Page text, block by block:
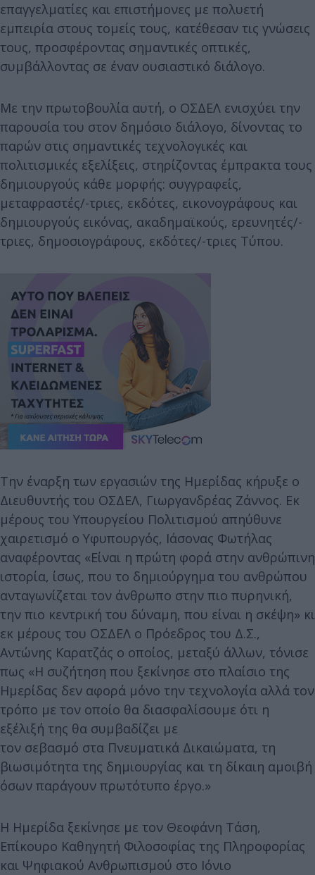
επαγγελματίες και επιστήμονες με πολυετή
εμπειρία στους τομείς τους, κατέθεσαν τις γνώσεις
τους, προσφέροντας σημαντικές οπτικές,
συμβάλλοντας σε έναν ουσιαστικό διάλογο.
Με την πρωτοβουλία αυτή, ο ΟΣΔΕΛ ενισχύει την
παρουσία του στον δημόσιο διάλογο, δίνοντας το
παρών στις σημαντικές τεχνολογικές και
πολιτισμικές εξελίξεις, στηρίζοντας έμπρακτα τους
δημιουργούς κάθε μορφής: συγγραφείς,
μεταφραστές/-τριες, εκδότες, εικονογράφους και
δημιουργούς εικόνας, ακαδημαϊκούς, ερευνητές/-
τριες, δημοσιογράφους, εκδότες/-τριες Τύπου.
Την έναρξη των εργασιών της Ημερίδας κήρυξε ο
Διευθυντής του ΟΣΔΕΛ, Γιωργανδρέας Ζάννος. Εκ
μέρους του Υπουργείου Πολιτισμού απηύθυνε
χαιρετισμό ο Υφυπουργός, Ιάσονας Φωτήλας
αναφέροντας «Είναι η πρώτη φορά στην ανθρώπινη
ιστορία, ίσως, που το δημιούργημα του ανθρώπου
ανταγωνίζεται τον άνθρωπο στην πιο πυρηνική,
την πιο κεντρική του δύναμη, που είναι η σκέψη» κι
εκ μέρους του ΟΣΔΕΛ ο Πρόεδρος του Δ.Σ.,
Αντώνης Καρατζάς ο οποίος, μεταξύ άλλων, τόνισε
πως «Η συζήτηση που ξεκίνησε στο πλαίσιο της
Ημερίδας δεν αφορά μόνο την τεχνολογία αλλά τον
τρόπο με τον οποίο θα διασφαλίσουμε ότι η
εξέλιξή της θα συμβαδίζει με
τον σεβασμό στα Πνευματικά Δικαιώματα, τη
βιωσιμότητα της δημιουργίας και τη δίκαιη αμοιβή
όσων παράγουν πρωτότυπο έργο.»
Η Ημερίδα ξεκίνησε με τον Θεοφάνη Τάση,
Επίκουρο Καθηγητή Φιλοσοφίας της Πληροφορίας
και Ψηφιακού Ανθρωπισμού στο Ιόνιο